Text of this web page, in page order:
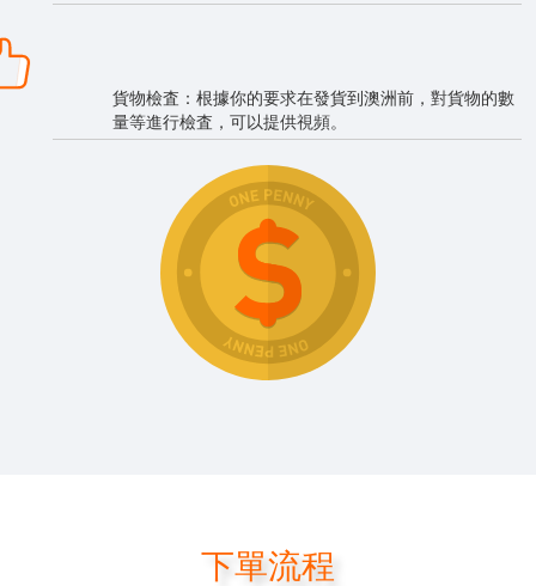
貨物檢査：根據你的要求在發貨到澳洲前，對貨物的數
量等進行檢査，可以提供視頻。
下單流程